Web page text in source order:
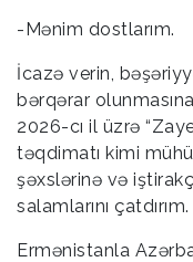
-Mənim dostlarım.
İcazə verin,
bərqərar
2026-cı il üzrə
təqdimatı kimi
şəxslərinə və
salamlarını çatdırım.
Ermənistanla